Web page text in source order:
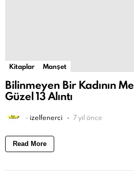
Kitaplar Manşet
Bilinmeyen Bir Kadının
Güzel 13 Alıntı
- izelfenerci 7 yıl önce
Read More